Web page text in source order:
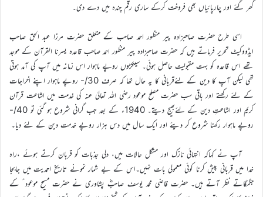
گھر گئے اور چارپائیاں بھی فروخت کرکے ساری رقم چندہ میں دے دی۔
اسی طرح حضرت صاحبزادہ پیر منظور احمد صاحب کے متعلق حضرت مرزا عبد الحق صاحب
ایڈووکیٹ تحریر فرماتے ہیں کہ حضرت صاحبزادہ پیر منظور احمد صاحب قاعدہ یسرنا القرآن کے موجد
تھے اس قاعدہ کو بہت مقبولیت حاصل ہوئی۔ سینکڑوں روپے ماہوار اس زمانہ میں آپ کی آمد ہوتی
تھی لیکن آپ کا دین کے لئےقربانی کا یہ حال تھا کہ صرف 30/- روپے ماہوار اپنے اخراجات
کے لئے رکھتے اور باقی سب حضرت مصلح موعود رضی اللہ تعالیٰ عنہ کی خدمت میں اشاعت قرآن
کریم اور اشاعتِ دین کے لئےبھیج دیتے۔ 1940ء کے بعد جب گرانی شروع ہو گئی تو 40/-
روپے ماہوار رکھنا شروع کر دیئے اور ایک سال میں دس ہزار روپے خدمت دین کے لئے دیا۔
آپ نے کہاکہ انتہائی نازک اور مشکل حالات میں، دلی جذبات کو قربان کرتے ہوئے ،راہ
خدا میں قربانی پیش کرنا کوئی معمولی بات نہیں۔اس کے بے شمار نمونے تاریخ احمدیت میں جابجا
جگمگاتے نظر آتے ہیں۔ حضرت قاضی محمد یوسف صاحبؓ پشاوری نے حضرت مسیح موعود ؑ کے